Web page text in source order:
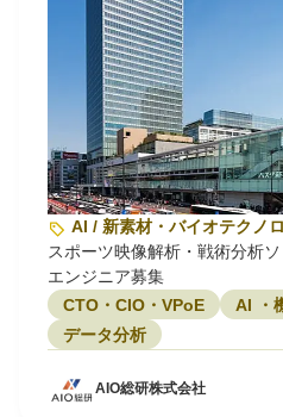
AI / 新素材・バイオテクノ
スポーツ映像解析・戦術分析
エンジニア募集
CTO・CIO・VPoE
AI ・
データ分析
AIO総研株式会社